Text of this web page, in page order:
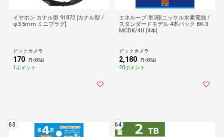
イヤホン カナル型 91872 [カナル型 /
φ3.5mm ミニプラグ]
ビックカメラ
170 円 (税込)
1ポイント
エネループ 単3形ニッケル水素電池 /
スタンダードモデル 4本パック BK-3
MCDK/4H [4本]
ビックカメラ
2,180 円 (税込)
20ポイント
63 64